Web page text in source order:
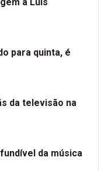
para quinta, é
da televisão na
da música